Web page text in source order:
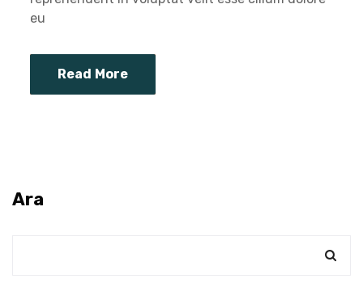
eu
Read More
Ara